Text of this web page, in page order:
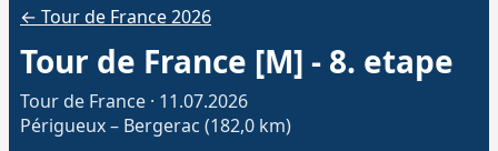
← Tour de France 2026
Tour de France [M] - 8. etape
Tour de France · 11.07.2026
Périgueux – Bergerac (182,0 km)